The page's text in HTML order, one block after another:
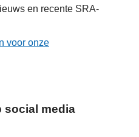
en recente SRA-
voor onze
social media